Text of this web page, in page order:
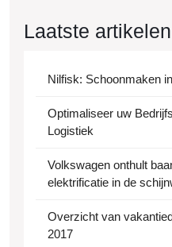
Laatste artikelen
Nilfisk: Schoonmaken
Optimaliseer uw
Logistiek
Volkswagen onthult
elektrificatie in de
Overzicht van
2017